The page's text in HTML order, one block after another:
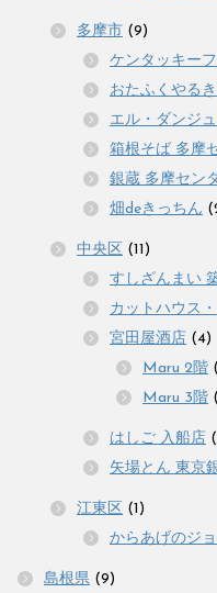
多摩市 (9)
ケンタッキー
おたふくやる
エル・ダンジュ
箱根そば 多摩
銀蔵 多摩セン
畑deきっちん
中央区 (11)
すしざんまい
カットハウス
宮田屋酒店 (4)
Maru 2階
Maru 3階
はしご 入船店
矢場とん 東京
江東区 (1)
からあげのジ
島根県 (9)